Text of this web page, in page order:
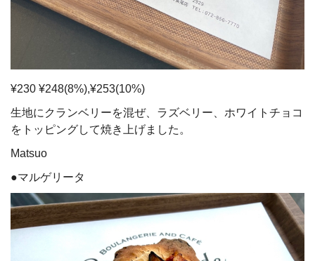
¥230 ¥248(8%),¥253(10%)
生地にクランベリーを混ぜ、ラズベリー、ホワイトチョコ
をトッピングして焼き上げました。
Matsuo
●マルゲリータ